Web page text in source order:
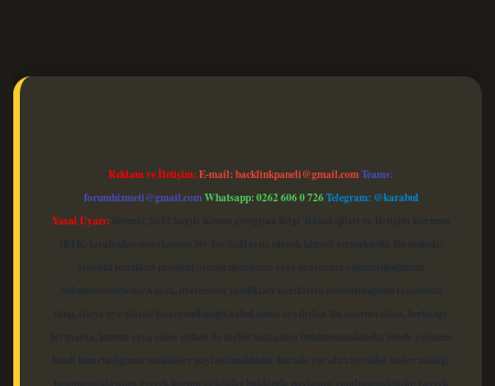
Reklam ve İletişim:E-mail:backlinkpaneli@gmail.comTeams:
forumhizmeti@gmail.comWhatsapp: 0262 606 0 726Telegram: @karabul
Yasal Uyarı: